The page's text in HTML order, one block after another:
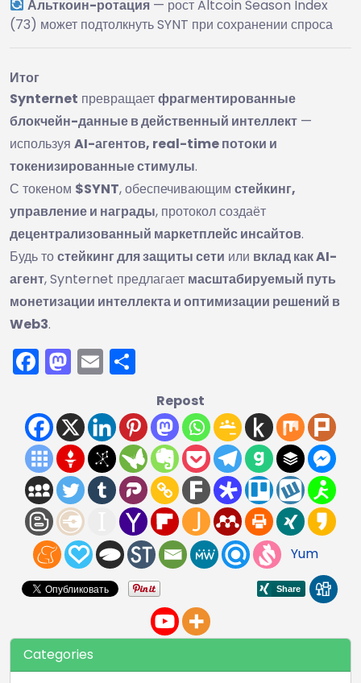
Альткоин-ротация — рост Altcoin Season Index
(73) может подтолкнуть SYNT при сохранении спроса
Итог
Synternet превращаетфрагментированные
блокчейн-данные в действенный интеллект —
используя AI-агентов, real-time потоки и
токенизированные стимулы.
С токеном $SYNT, обеспечивающим стейкинг,
управление и награды, протокол создаёт
децентрализованный маркетплейс инсайтов.
Будь тостейкинг для защиты сети или вклад как AI-
агент, Synternet предлагает масштабируемый путь
монетизации интеллекта и оптимизации решений в
Web3.
Facebook
Mastodon
Email
Repost
Yum
Categories